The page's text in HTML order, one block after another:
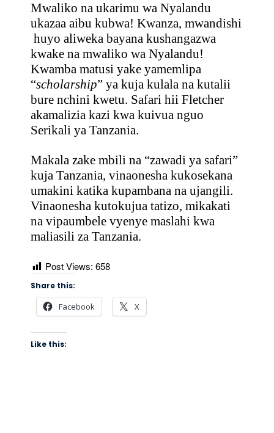
Mwaliko na ukarimu wa Nyalandu
ukazaa aibu kubwa! Kwanza, mwandishi
huyo aliweka bayana kushangazwa
kwake na mwaliko wa Nyalandu!
Kwamba matusi yake yamemlipa
“scholarship” ya kuja kulala na kutalii
bure nchini kwetu. Safari hii Fletcher
akamalizia kazi kwa kuivua nguo
Serikali ya Tanzania.
Makala zake mbili na “zawadi ya safari”
kuja Tanzania, vinaonesha kukosekana
umakini katika kupambana na ujangili.
Vinaonesha kutokujua tatizo, mikakati
na vipaumbele vyenye maslahi kwa
maliasili za Tanzania.
Post Views: 658
Share this:
Facebook X
Like this: